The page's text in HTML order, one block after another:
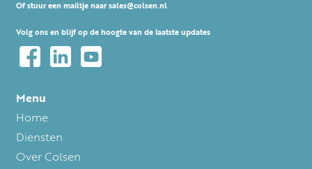
Of stuur een mailtje naarsales@colsen.nl
Volg ons en blijf op de hoogte van de laatste updates
Menu
Voet
Home
Diensten
Over Colsen